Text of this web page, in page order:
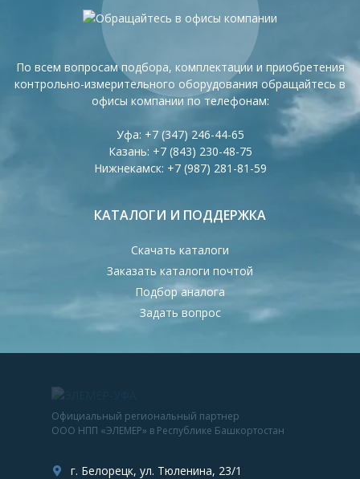
По всем вопросам подбора, комплектации и приобретения
контрольно-измерительного оборудования обращайтесь в
офисы компании по телефонам:
Уфа: +7 (347) 246-44-65
Казань: +7 (843) 230-48-75
Нижнекамск: +7 (987) 281-81-59
КАТАЛОГИ И ПОДДЕРЖКА
Скачать каталоги
Заказать каталоги почтой
Подбор аналога
Задать вопрос
Официальный региональный партнер
ООО НПП «ЭЛЕМЕР» в Республике Башкортостан
г. Белорецк, ул. Тюленина, 23/1